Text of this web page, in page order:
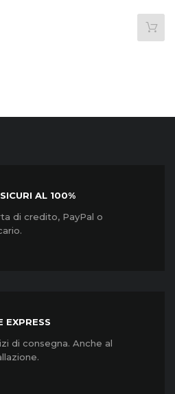
Cover 12 Mesi...
AL 100%
di credito, PayPal o
EXPRESS
di consegna. Anche al